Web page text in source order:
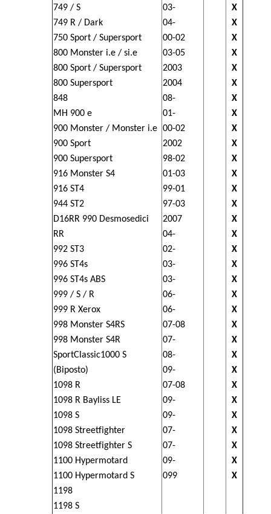
749 / S
749 R / Dark
750 Sport / Supersport
800 Monster i.e / si.e
800 Sport / Supersport
800 Supersport
848
MH 900 e
900 Monster / Monster i.e
900 Sport
900 Supersport
916 Monster S4
916 ST4
944 ST2
D16RR 990 Desmosedici
RR
992 ST3
996 ST4s
996 ST4s ABS
999 / S / R
999 R Xerox
998 Monster S4RS
998 Monster S4R
SportClassic1000 S
(Biposto)
1098 R
1098 R Bayliss LE
1098 S
1098 Streetfighter
1098 Streetfighter S
1100 Hypermotard
1100 Hypermotard S
1198
1198 S
03-
04-
00-02
03-05
2003
2004
08-
01-
00-02
2002
98-02
01-03
99-01
97-03
2007
04-
02-
03-
03-
06-
06-
07-08
07-
08-
09-
07-08
09-
09-
07-
07-
09-
099
X
X
X
X
X
X
X
X
X
X
X
X
X
X
X
X
X
X
X
X
X
X
X
X
X
X
X
X
X
X
X
X